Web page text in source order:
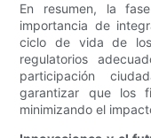
En resumen, la
importancia de
ciclo de vida de
regulatorios
participación
garantizar que los
minimizando el